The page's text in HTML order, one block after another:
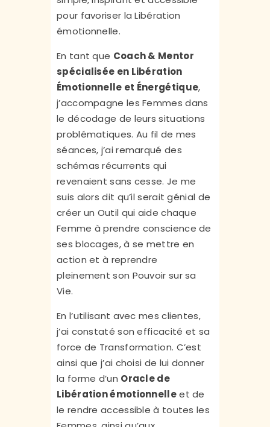
pour favoriser la Libération
émotionnelle.
En tant que Coach & Mentor
spécialisée en Libération
Émotionnelle et Énergétique,
j’accompagne les Femmes dans
le décodage de leurs situations
problématiques. Au fil de mes
séances, j’ai remarqué des
schémas récurrents qui
revenaient sans cesse. Je me
suis alors dit qu’il serait génial de
créer un Outil qui aide chaque
Femme à prendre conscience de
ses blocages, à se mettre en
action et à reprendre
pleinement son Pouvoir sur sa
Vie.
En l’utilisant avec mes clientes,
j’ai constaté son efficacité et sa
force de Transformation. C’est
ainsi que j’ai choisi de lui donner
la forme d’un Oracle de
Libération émotionnelleet de
le rendre accessible à toutes les